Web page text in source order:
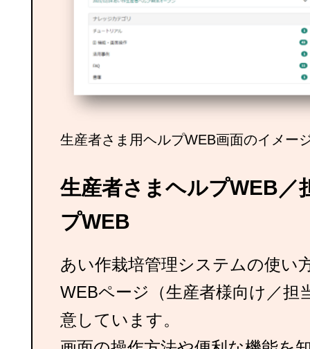
生産者さま用ヘルプWEB画面のイメー
生産者さまヘルプWEB／
プWEB
あい作栽培管理システムの使い
WEBページ（生産者様向け／担
意しています。